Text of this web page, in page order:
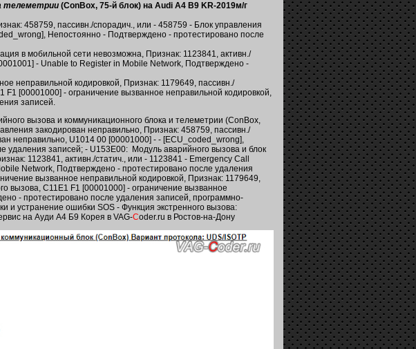
телеметрии (ConBox, 75-й блок) на Audi A4 B9 KR-2019м/г
458759, пассивн./спорадич., или - 458759 - Блок управления
Непостоянно - Подтверждено - протестировано после
в мобильной сети невозможна, Признак: 1123841, активн./
- Unable to Register in Mobile Network, Подтверждено -
неправильной кодировкой, Признак: 1179649, пассивн./
[00001000] - ограничение вызванное неправильной кодировкой,
записей.
вызова и коммуникационного блока и телеметрии (ConBox,
закодирован неправильно, Признак: 458759, пассивн./
неправильно, U1014 00 [00001000] - - [ECU_coded_wrong],
удаления записей; - U153E00: Модуль аварийного вызова и блок
1123841, активн./статич., или - 1123841 - Emergency Call
Network, Подтверждено - протестировано после удаления
вызванное неправильной кодировкой, Признак: 1179649,
вызова, C11E1 F1 [00001000] - ограничение вызванное
- протестировано после удаления записей, программно-
и устранение ошибки SOS - Функция экстренного вызова:
на Ауди А4 Б9 Корея в VAG-Coder.ru в Ростов-на-Дону